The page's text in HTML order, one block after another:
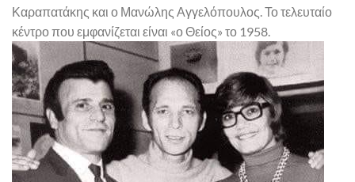
Καραπατάκης και ο Μανώλης Αγγελόπουλος. Το τελευταίο
κέντρο που εμφανίζεται είναι «ο Θείος» το 1958.